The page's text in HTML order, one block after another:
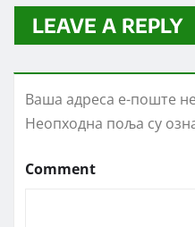
LEAVE A REPLY
Ваша адреса е-поште
Неопходна поља су
Comment